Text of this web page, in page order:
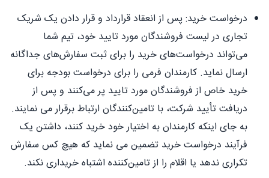
درخواست خرید: پس از انعقاد قرارداد و قرار دادن یک شریک
تجاری در لیست فروشندگان مورد تایید خود، تیم شما
می‌تواند درخواست‌های خرید را برای ثبت سفارش‌های جداگانه
ارسال نماید. کارمندان فرمی را برای درخواست بودجه برای
خرید خاص از فروشندگان مورد تایید پر می‌کنند و پس از
دریافت تأیید شرکت، با تامین‌کنندگان ارتباط برقرار می نمایند.
به جای اینکه کارمندان به اختیار خود خرید کنند، داشتن یک
فرآیند درخواست خرید تضمین می نماید که هیچ کس سفارش
تکراری ندهد یا اقلام را از تامین‌کننده اشتباه خریداری نکند.